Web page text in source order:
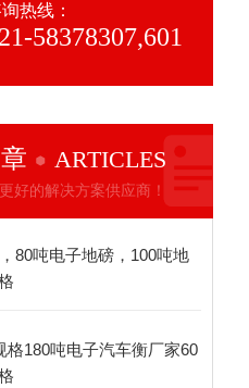
热线：
58378307,601
ARTICLES
好的解决方案供应商！
80吨电子地磅，100吨地
格180吨电子汽车衡厂家60